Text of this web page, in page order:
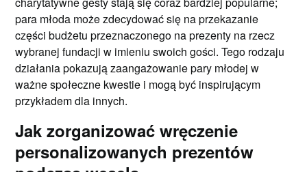
para młoda może zdecydować się na przekazanie
części budżetu przeznaczonego na prezenty na rzecz
wybranej fundacji w imieniu swoich gości. Tego rodzaju
działania pokazują zaangażowanie pary młodej w
ważne społeczne kwestie i mogą być inspirującym
przykładem dla innych.
Jak zorganizować wręczenie
personalizowanych prezentów